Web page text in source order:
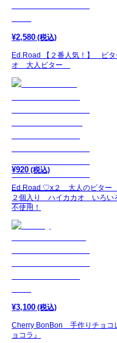
¥2,580 (税込)
Ed.Road 【２番人気！】 ビ
オ 大人ビター
¥920 (税込)
Ed.Road ♡x２ 大人のビター
２個入り ハイカカオ いろい
不使用！
¥3,100 (税込)
Cherry BonBon 手作りチョコ
ョコラ』